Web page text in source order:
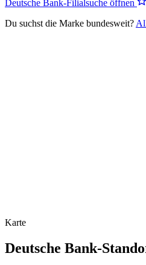
Deutsche Bank-Filialsuche öffnen
Du suchst die Marke bundesweit?
Karte
Deutsche Bank-